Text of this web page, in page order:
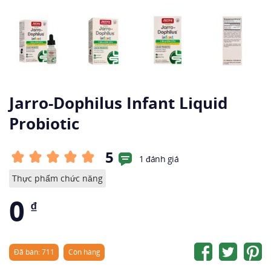
Jarro-Dophilus Infant Liquid
Probiotic
5
1 đánh giá
Thực phẩm chức năng
0 ₫
Đã bán: 711 Còn hàng